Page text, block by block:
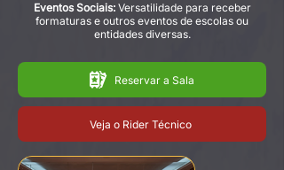
Eventos Sociais:Versatilidade para receber
formaturas e outros eventos de escolas ou
entidades diversas.
Reservar a Sala
Veja o Rider Técnico